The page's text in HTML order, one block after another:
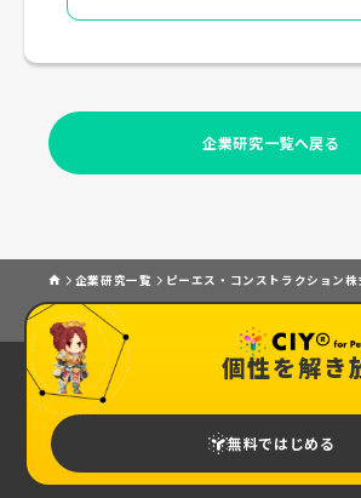
企業研究一覧へ戻る
企業研究一覧 ピーエス・コンストラクション株
個性を解き
無料ではじめる